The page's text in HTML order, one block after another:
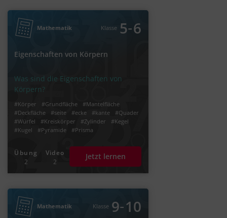
Mathematik Klasse 5‐6
Eigenschaften von Körpern
Was sind die Eigenschaften von
Körpern?
#Körper #Grundfläche
#Mantelfläche
#Deckfläche
#seite #ecke #kante
#Quader
#Würfel
#Kreiskörper #Zylinder
#Kegel
#Kugel
#Pyramide #Prisma
Übung
2
Video
2
Jetzt lernen
Mathematik Klasse 9‐10